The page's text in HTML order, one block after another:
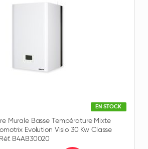
EN STOCK
Murale Basse Température Mixte
Evolution Visio 30 Kw Classe
B4AB30020